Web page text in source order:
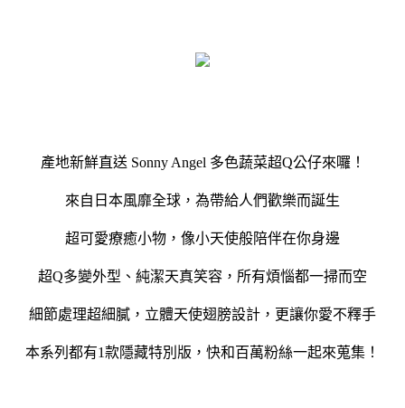
產地新鮮直送 Sonny Angel 多色蔬菜超Q公仔來囉！
來自日本風靡全球，為帶給人們歡樂而誕生
超可愛療癒小物，像小天使般陪伴在你身邊
超Q多變外型、純潔天真笑容，所有煩惱都一掃而空
細節處理超細膩，立體天使翅膀設計，更讓你愛不釋手
本系列都有1款隱藏特別版，快和百萬粉絲一起來蒐集！